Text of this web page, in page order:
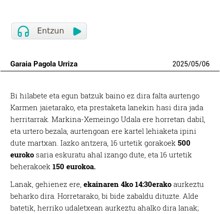
Garaia Pagola Urriza 2025/05/06
Bi hilabete eta egun batzuk baino ez dira falta aurtengo
Karmen jaietarako, eta prestaketa lanekin hasi dira jada
herritarrak. Markina-Xemeingo Udala ere horretan dabil,
eta urtero bezala, aurtengoan ere kartel lehiaketa ipini
dute martxan. Iazko antzera, 16 urtetik gorakoek500
euroko saria eskuratu ahal izango dute, eta 16 urtetik
beherakoek150 eurokoa.
Lanak, gehienez ere, ekainaren 4ko 14:30erako aurkeztu
beharko dira. Horretarako, bi bide zabaldu dituzte. Alde
batetik, herriko udaletxean aurkeztu ahalko dira lanak;